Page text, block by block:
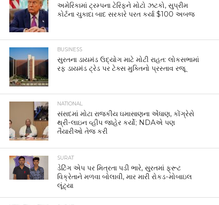
અમેરિકામાં ટ્રમ્પના ટેરિફને મોટો ઝટકો, સુપ્રીમ
કોર્ટના ચુકાદા બાદ સરકારે પરત કર્યા $100 અબજ
BUSINESS
સુરતના ડાયમંડ ઉદ્યોગ માટે મોટી રાહત: લોકસભામાં
રફ ડાયમંડ ટ્રેડ પર ટેક્સ મુક્તિનો પ્રસ્તાવ રજૂ
NATIONAL
સંસદમાં મોટા રાજકીય ઘમાસાણના એંધાણ, કોંગ્રેસે
થ્રી-લાઇન વ્હીપ જાહેર કર્યો; NDAએ પણ
તૈયારીઓ તેજ કરી
SURAT
ડેટિંગ એપ પર મિત્રતા પડી ભારે, સુરતમાં ફ્રૂટ
વિક્રેતાને મળવા બોલાવી, માર મારી રોકડ-મોબાઇલ
લૂંટ્યા